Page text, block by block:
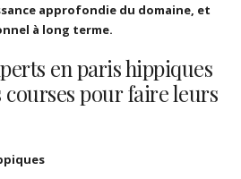
approfondie du domaine, et
à long terme.
en paris hippiques
pour faire leurs